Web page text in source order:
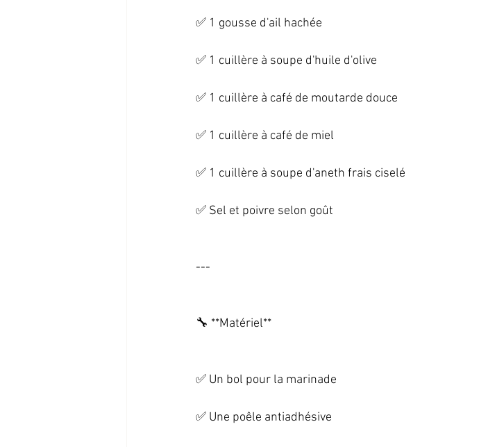
✅ 1 gousse d'ail hachée
✅ 1 cuillère à soupe d'huile d'olive
✅ 1 cuillère à café de moutarde douce
✅ 1 cuillère à café de miel
✅ 1 cuillère à soupe d'aneth frais ciselé
✅ Sel et poivre selon goût
---
🔧 **Matériel**
✅ Un bol pour la marinade
✅ Une poêle antiadhésive